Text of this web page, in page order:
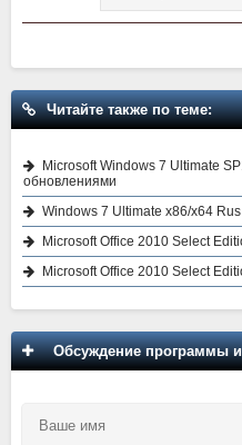
Читайте также по теме:
Microsoft Windows 7 Ultimate
обновлениями
Windows 7 Ultimate x86/x64 Rus
Microsoft Office 2010 Select
Microsoft Office 2010 Select
Обсуждение программы и